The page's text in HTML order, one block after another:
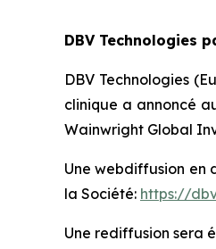
DBV Technologies
DBV Technologies
clinique a annoncé
Wainwright Global
Une webdiffusion en
la Société: https://
Une rediffusion sera